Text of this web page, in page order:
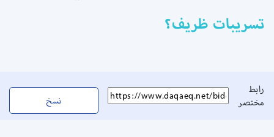
تسريبات ظريف؟
رابط
مختصر
نسخ